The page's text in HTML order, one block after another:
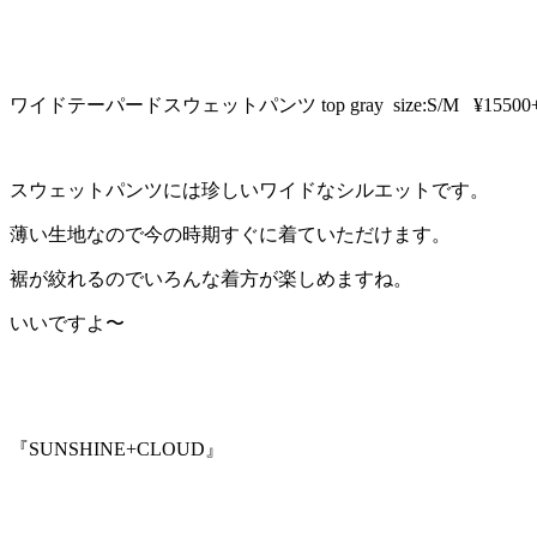
ワイドテーパードスウェットパンツ top gray size:S/M
スウェットパンツには珍しいワイドなシルエットです。
薄い生地なので今の時期すぐに着ていただけます。
裾が絞れるのでいろんな着方が楽しめますね。
いいですよ〜
『SUNSHINE+CLOUD』